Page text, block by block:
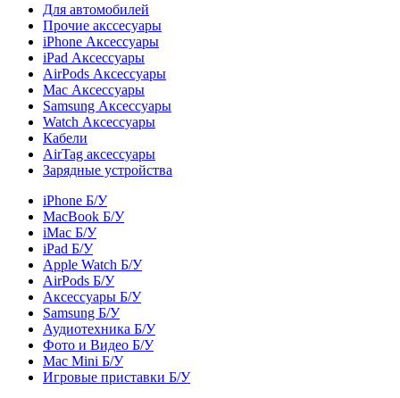
Для автомобилей
Прочие акссесуары
iPhone Аксессуары
iPad Аксессуары
AirPods Аксессуары
Mac Аксессуары
Samsung Аксессуары
Watch Аксессуары
Кабели
AirTag аксессуары
Зарядные устройства
iPhone Б/У
MacBook Б/У
iMac Б/У
iPad Б/У
Apple Watch Б/У
AirPods Б/У
Аксессуары Б/У
Samsung Б/У
Аудиотехника Б/У
Фото и Видео Б/У
Mac Mini Б/У
Игровые приставки Б/У